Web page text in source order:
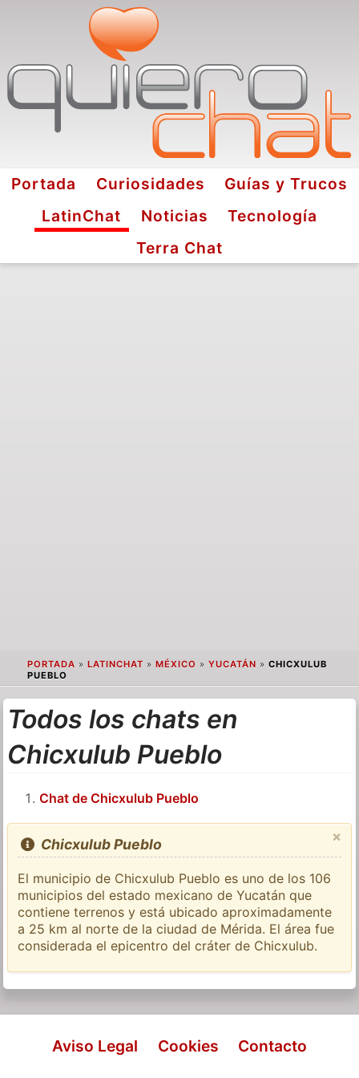
Portada Curiosidades
Guías y Trucos
LatinChat
Noticias
Tecnología
Terra Chat
PORTADA » LATINCHAT » MÉXICO » YUCATÁN » CHICXULUB
PUEBLO
Todos los chats en
Chicxulub Pueblo
Chat de Chicxulub Pueblo
×
Chicxulub Pueblo
El municipio de Chicxulub Pueblo es uno de los 106
municipios del estado mexicano de Yucatán que
contiene terrenos y está ubicado aproximadamente
a 25 km al norte de la ciudad de Mérida. El área fue
considerada el epicentro del cráter de Chicxulub.
Aviso Legal Cookies Contacto